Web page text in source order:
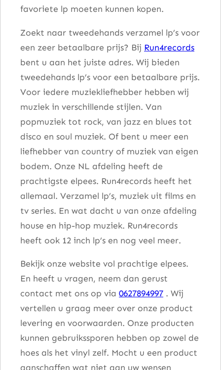
favoriete lp moeten kunnen kopen.
Zoekt naar tweedehands verzamel lp’s voor
een zeer betaalbare prijs? Bij Run4records
bent u aan het juiste adres. Wij bieden
tweedehands lp’s voor een betaalbare prijs.
Voor iedere muziekliefhebber hebben wij
muziek in verschillende stijlen. Van
popmuziek tot rock, van jazz en blues tot
disco en soul muziek. Of bent u meer een
liefhebber van country of muziek van eigen
bodem. Onze NL afdeling heeft de
prachtigste elpees. Run4records heeft het
allemaal. Verzamel lp’s, muziek uit films en
tv series. En wat dacht u van onze afdeling
house en hip-hop muziek. Run4records
heeft ook 12 inch lp’s en nog veel meer.
Bekijk onze website vol prachtige elpees.
En heeft u vragen, neem dan gerust
contact met ons op via 0627894997 . Wij
vertellen u graag meer over onze product
levering en voorwaarden. Onze producten
kunnen gebruikssporen hebben op zowel de
hoes als het vinyl zelf. Mocht u een product
aanschaffen wat niet aan uw wensen